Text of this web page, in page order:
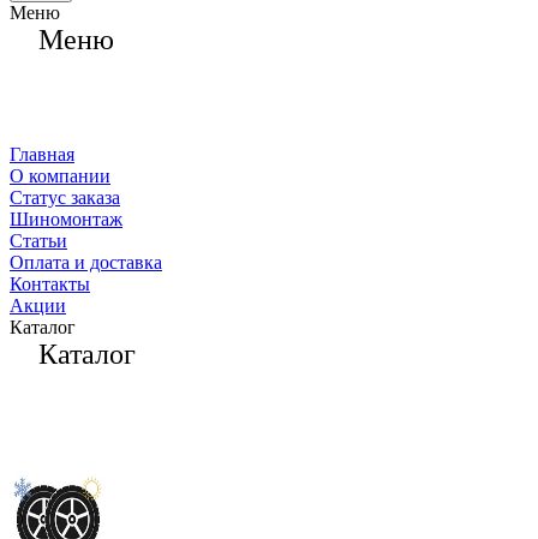
Меню
Меню
Главная
О компании
Статус заказа
Шиномонтаж
Статьи
Оплата и доставка
Контакты
Акции
Каталог
Каталог